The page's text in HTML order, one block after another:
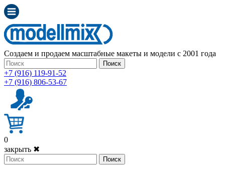
Создаем и продаем масштабные макеты и модели с 2001 года
Поиск
+7 (916) 119-91-52
+7 (916) 806-53-67
0
закрыть ✖
Поиск